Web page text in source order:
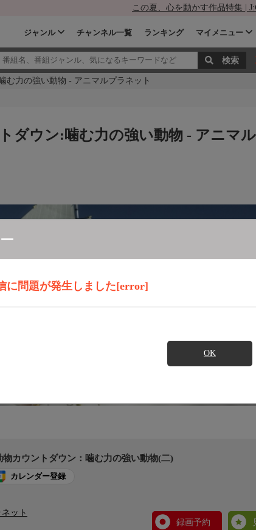
この夏、心を動かす作品特集 |
ジャンル チャンネル一覧 ランキング マイメニュー
む力の強い動物 - アニマルプラネット
に問題が発生しました[error]
OK
ダウン:噛む力の強い動物 - アニマ
物カウントダウン：噛む力の強い動物(二)
カレンダー登録
ット
録画予約